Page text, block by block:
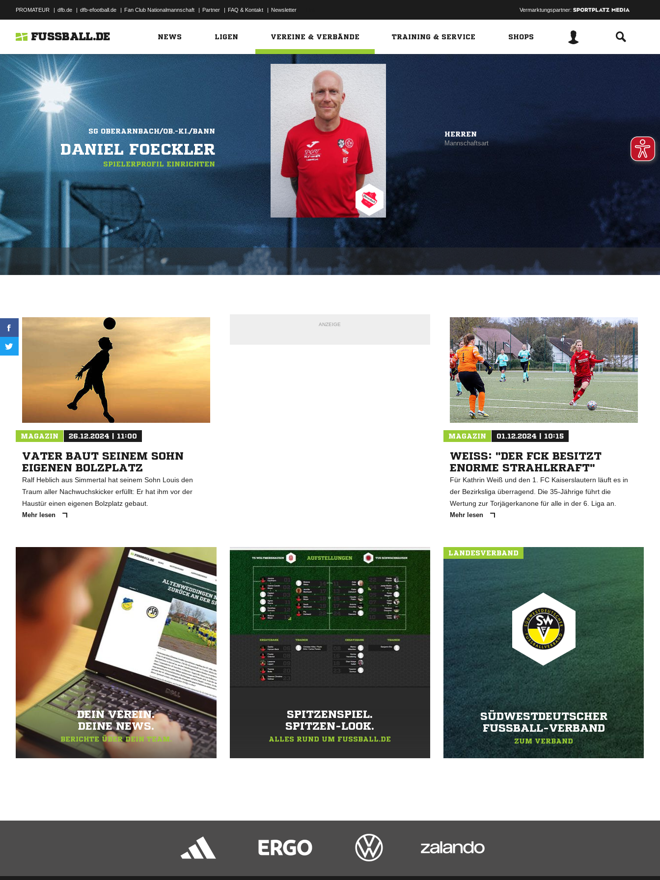
PROMATEUR | dfb.de | dfb-efootball.de | Fan Club Nationalmannschaft | Partner | FAQ & Kontakt | Newsletter Vermarktungspartner:
FUSSBALL.DE NEWS LIGEN VEREINE & VERBÄNDE TRAINING & SERVICE SHOPS
SG OBERARNBACH/OB.-KI./BANN
DANIEL FOECKLER
SPIELERPROFIL EINRICHTEN
HERREN
Mannschaftsart
MAGAZIN 26.12.2024 | 11:00
VATER BAUT SEINEM SOHN
EIGENEN BOLZPLATZ
Ralf Heblich aus Simmertal hat seinem Sohn Louis den
Traum aller Nachwuchskicker erfüllt: Er hat ihm vor der
Haustür einen eigenen Bolzplatz gebaut.
Mehr lesen
ANZEIGE
MAGAZIN 01.12.2024 | 10:15
WEISS: "DER FCK BESITZT E
NORME STRAHLKRAFT"
Für Kathrin Weiß und den 1. FC Kaiserslautern läuft es in
der Bezirksliga überragend. Die 35-Jährige führt die
Wertung zur Torjägerkanone für alle in der 6. Liga an.
Mehr lesen
DEIN VEREIN.
DEINE NEWS.
BERICHTE ÜBER DEIN TEAM.
SPITZENSPIEL.
SPITZEN-LOOK.
ALLES RUND UM FUSSBALL.DE
LANDESVERBAND
SÜDWESTDEUTSCHER
FUSSBALL-VERBAND
ZUM VERBAND